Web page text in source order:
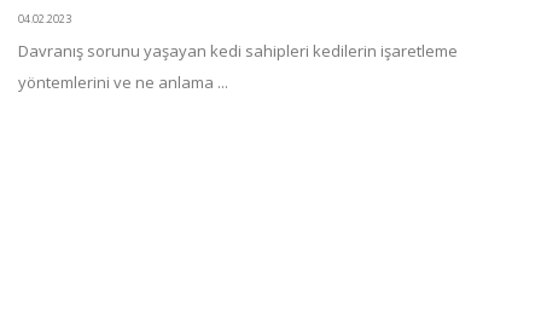
04.02.2023
Davranış sorunu yaşayan kedi sahipleri kedilerin işaretleme
yöntemlerini ve ne anlama ...